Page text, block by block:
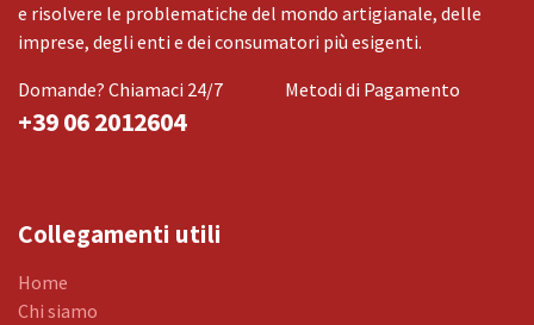
e risolvere le problematiche del mondo artigianale, delle
imprese, degli enti e dei consumatori più esigenti.
Domande? Chiamaci 24/7
+39 06 2012604
Metodi di Pagamento
Collegamenti utili
Home
Chi siamo